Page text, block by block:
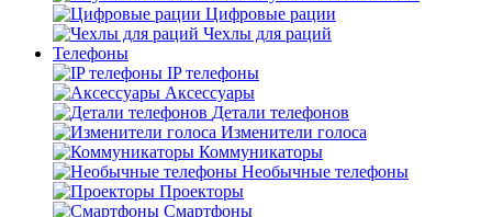
Цифровые рации
Чехлы для раций
Телефоны
IP телефоны
Аксессуары
Детали телефонов
Изменители голоса
Коммуникаторы
Необычные телефоны
Проекторы
Смартфоны